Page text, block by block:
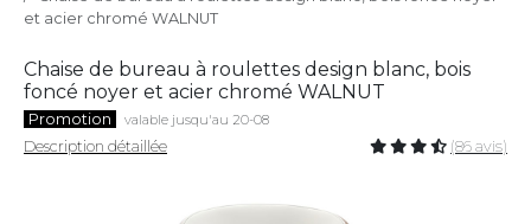
et acier chromé WALNUT
Chaise de bureau à roulettes design blanc, bois
foncé noyer et acier chromé WALNUT
Promotion valable jusqu'au 20-08
Description détaillée (86 avis)